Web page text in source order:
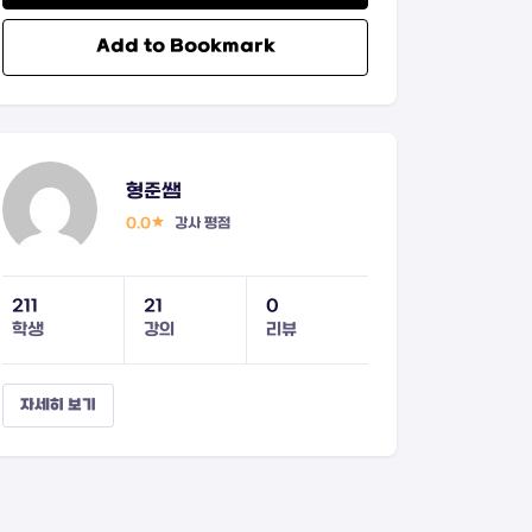
Add to Bookmark
형준쌤
0.0 강사 평점
211
학생
21
강의
0
리뷰
자세히 보기